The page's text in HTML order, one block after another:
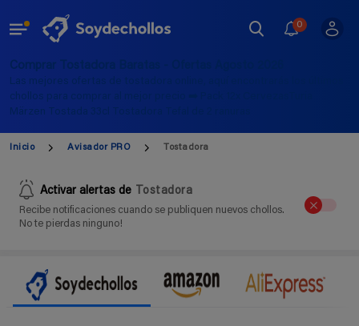
0
Comprar Tostadora Baratas - Ofertas Agosto 2026
Las mejores ofertas de tostadora online, aquí encontrarás los últimos
chollos para comprar al mejor precio ➡️ Pack 12x CervezasTuria
Märzen Tostada 33cl Tostadora Tefal de 2 ranuras
Inicio Avisador PRO Tostadora
Activar alertas de Tostadora
Recibe notificaciones cuando se publiquen nuevos chollos.
No te pierdas ninguno!